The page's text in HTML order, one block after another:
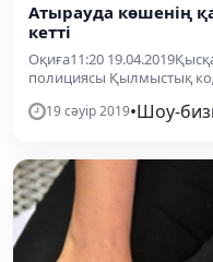
Атырауда көшенің
кетті
Оқиға11:20
полициясы Қылмыстық
19 сәуір 2019•Шоу-